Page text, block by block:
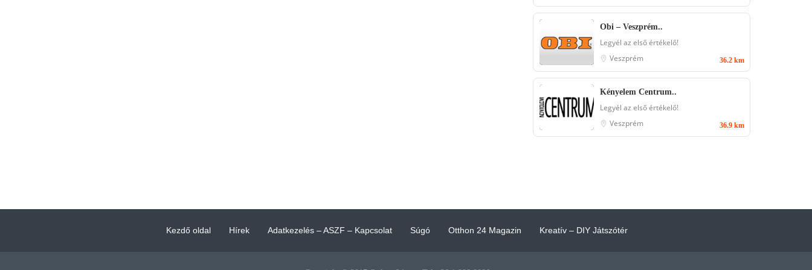
Obi – Veszprém..
Legyél az első értékelő!
Veszprém
36.2 km
Kényelem Centrum..
Legyél az első értékelő!
Veszprém
36.9 km
Kezdő oldal Hírek Adatkezelés – ASZF – Kapcsolat Súgó Otthon 24 Magazin Kreatív – DIY Játszótér